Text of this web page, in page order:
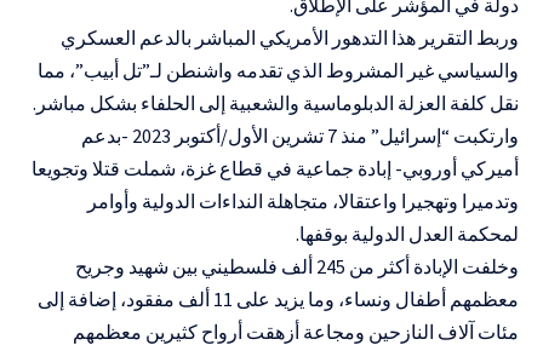
وربط التقرير هذا التدهور الأمريكي المباشر بالدعم العسكري
والسياسي غير المشروط الذي تقدمه واشنطن لـ”تل أبيب”، مما
نقل كلفة العزلة الدبلوماسية والشعبية إلى الحلفاء بشكل مباشر.
وارتكبت “إسرائيل” منذ 7 تشرين الأول/أكتوبر 2023 -بدعم
أميركي أوروبي- إبادة جماعية في قطاع غزة، شملت قتلا وتجويعا
وتدميرا وتهجيرا واعتقالا، متجاهلة النداءات الدولية وأوامر
لمحكمة العدل الدولية بوقفها.
وخلفت الإبادة أكثر من 245 ألف فلسطيني بين شهيد وجريح
معظمهم أطفال ونساء، وما يزيد على 11 ألف مفقود، إضافة إلى
مئات آلاف النازحين ومجاعة أزهقت أرواح كثيرين معظمهم